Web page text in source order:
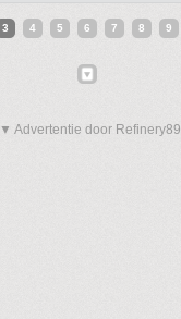
3 4 5 6 7 8 9
▼ Advertentie door Refinery89